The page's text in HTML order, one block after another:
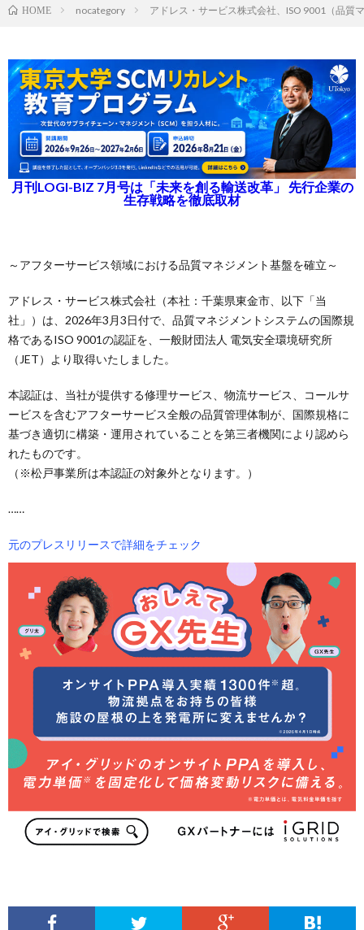
HOME nocategory アドレス・サービス株式会社、ISO 9001（品質
月刊LOGI-BIZ 7月号は「未来を創る輸送改革」 先行企業の
生存戦略を徹底取材
～アフターサービス領域における品質マネジメント基盤を確立～
アドレス・サービス株式会社（本社：千葉県東金市、以下「当
社」）は、2026年3月3日付で、品質マネジメントシステムの国際規
格であるISO 9001の認証を、一般財団法人 電気安全環境研究所
（JET）より取得いたしました。
本認証は、当社が提供する修理サービス、物流サービス、コールサ
ービスを含むアフターサービス全般の品質管理体制が、国際規格に
基づき適切に構築・運用されていることを第三者機関により認めら
れたものです。
（※松戸事業所は本認証の対象外となります。）
……
元のプレスリリースで詳細をチェック